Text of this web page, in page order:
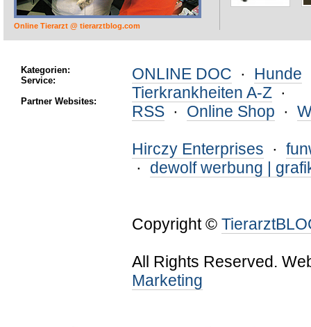
Online Tierarzt @ tierarztblog.com
Kategorien:
Service:
Partner Websites:
ONLINE DOC · Hunde
Tierkrankheiten A-Z ·
RSS · Online Shop ·
Hirczy Enterprises ·
· dewolf werbung |
Copyright ©
All Rights Reserved.
Marketing